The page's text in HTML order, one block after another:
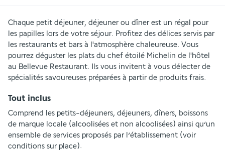
Chaque petit déjeuner, déjeuner ou dîner est un régal pour
les papilles lors de votre séjour. Profitez des délices servis par
les restaurants et bars à l'atmosphère chaleureuse. Vous
pourrez déguster les plats du chef étoilé Michelin de l'hôtel
au Bellevue Restaurant. Ils vous invitent à vous délecter de
spécialités savoureuses préparées à partir de produits frais.
Tout inclus
Comprend les petits-déjeuners, déjeuners, dîners, boissons
de marque locale (alcoolisées et non alcoolisées) ainsi qu’un
ensemble de services proposés par l’établissement (voir
conditions sur place).